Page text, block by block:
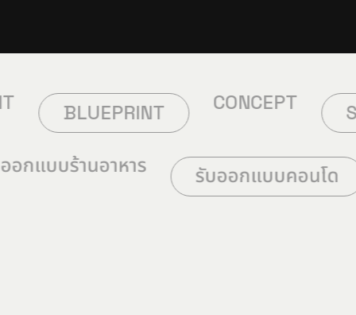
CONCEPT
รับออกแบบร้านอาหาร รับออกแบ